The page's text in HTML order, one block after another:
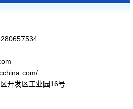
开发区工业园16号